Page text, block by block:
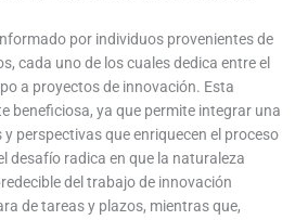
por individuos provenientes de
cada uno de los cuales dedica entre el
a proyectos de innovación. Esta
beneficiosa, ya que permite integrar una
perspectivas que enriquecen el proceso
desafío radica en que la naturaleza
del trabajo de innovación
de tareas y plazos, mientras que,